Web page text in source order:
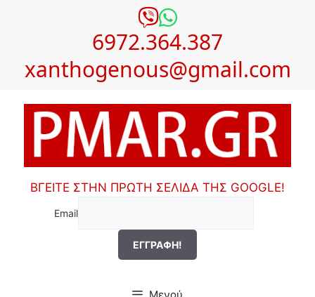
6972.364.387
xanthogenous@gmail.com
ΒΓΕΙΤΕ ΣΤΗΝ ΠΡΩΤΗ ΣΕΛΙΔΑ ΤΗΣ GOOGLE!
Email